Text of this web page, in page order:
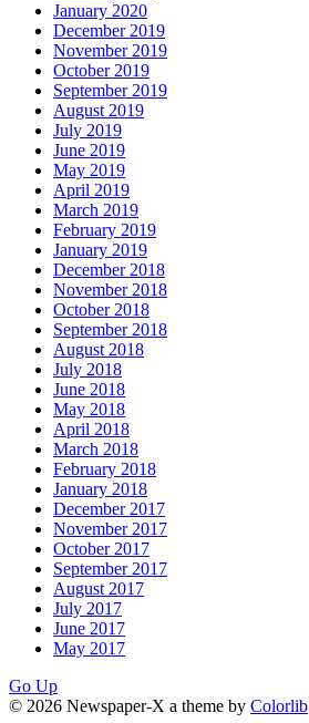
January 2020
December 2019
November 2019
October 2019
September 2019
August 2019
July 2019
June 2019
May 2019
April 2019
March 2019
February 2019
January 2019
December 2018
November 2018
October 2018
September 2018
August 2018
July 2018
June 2018
May 2018
April 2018
March 2018
February 2018
January 2018
December 2017
November 2017
October 2017
September 2017
August 2017
July 2017
June 2017
May 2017
Go Up
© 2026 Newspaper-X a theme by Colorlib